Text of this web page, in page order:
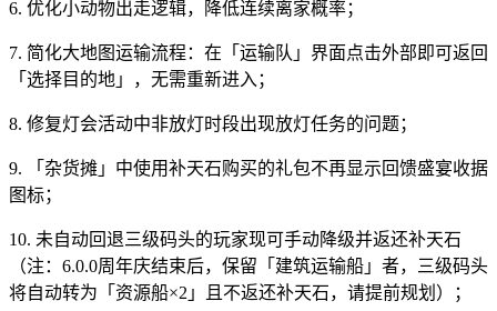
6. 优化小动物出走逻辑，降低连续离家概率；
7. 简化大地图运输流程：在「运输队」界面点击外部即可返回
「选择目的地」，无需重新进入；
8. 修复灯会活动中非放灯时段出现放灯任务的问题；
9. 「杂货摊」中使用补天石购买的礼包不再显示回馈盛宴收据
图标；
10. 未自动回退三级码头的玩家现可手动降级并返还补天石
（注：6.0.0周年庆结束后，保留「建筑运输船」者，三级码头
将自动转为「资源船×2」且不返还补天石，请提前规划）；